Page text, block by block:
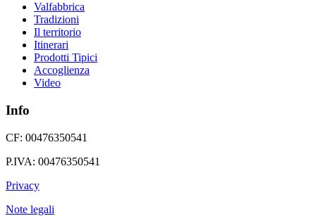
Valfabbrica
Tradizioni
Il territorio
Itinerari
Prodotti Tipici
Accoglienza
Video
Info
CF: 00476350541
P.IVA: 00476350541
Privacy
Note legali